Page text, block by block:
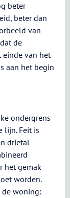
beter
beter dan
van
de
einde van het
aan het begin
ondergrens
lijn. Feit is
drietal
het gemak
worden.
de woning: